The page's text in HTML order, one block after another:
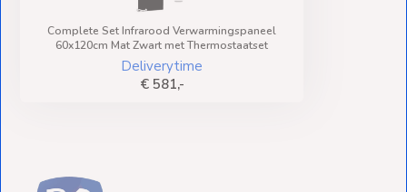
Complete Set Infrarood Verwarmingspaneel
60x120cm Mat Zwart met Thermostaatset
Deliverytime
€ 581,-